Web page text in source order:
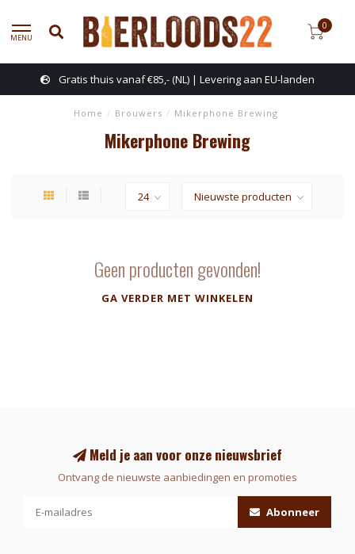
MENU
0
Gratis thuis vanaf €85,- (NL) | Levering aan EU-landen
Home / Brouwers / Mikerphone Brewing
Mikerphone Brewing
Geen producten gevonden!
GA VERDER MET WINKELEN
Meld je aan voor onze nieuwsbrief
Ontvang de nieuwste aanbiedingen en promoties
Abonneer